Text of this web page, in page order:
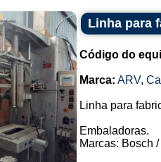
Linha para
Código do
Marca: ARV,
Linha para
Embaladoras.
Marcas: Bosch